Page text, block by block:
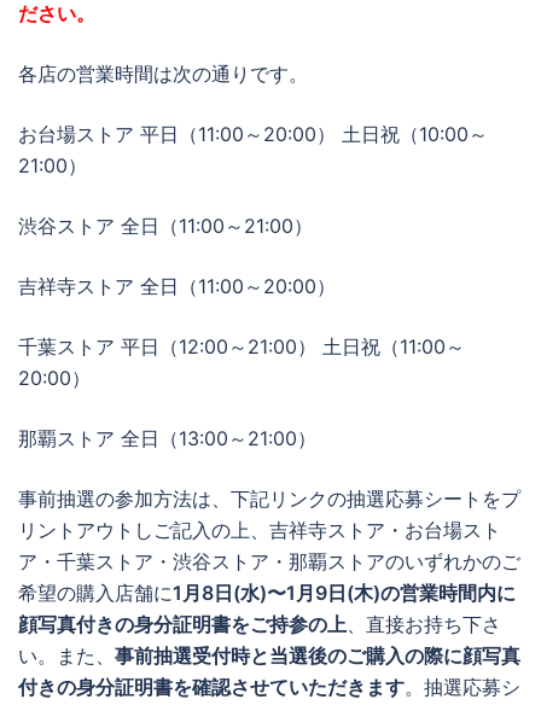
ださい。
各店の営業時間は次の通りです。
お台場ストア 平日（11:00～20:00） 土日祝（10:00～
21:00）
渋谷ストア 全日（11:00～21:00）
吉祥寺ストア 全日（11:00～20:00）
千葉ストア 平日（12:00～21:00） 土日祝（11:00～
20:00）
那覇ストア 全日（13:00～21:00）
事前抽選の参加方法は、下記リンクの抽選応募シートをプ
リントアウトしご記入の上、吉祥寺ストア・お台場スト
ア・千葉ストア・渋谷ストア・那覇ストアのいずれかのご
希望の購入店舗に1月8日(水)〜1月9日(木)の営業時間内に
顔写真付きの身分証明書をご持参の上、直接お持ち下さ
い。また、 事前抽選受付時と当選後のご購入の際に顔写真
付きの身分証明書を確認させていただきます。抽選応募シ